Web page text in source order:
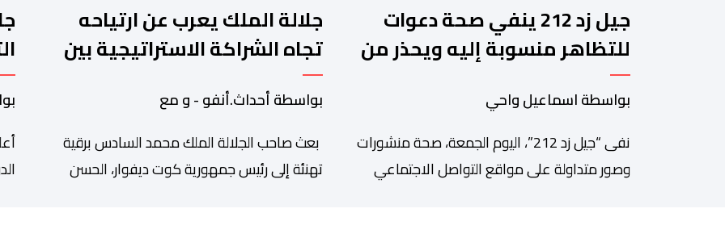
جيل زد 212 ينفي صحة دعوات
للتظاهر منسوبة إليه ويحذر من
منشورات مفبركة
بواسطة اسماعيل واحي
نفى “جيل زد 212”، اليوم الجمعة، صحة منشورات
وصور متداولة على مواقع التواصل الاجتماعي
جلالة الملك يعرب عن ارتياحه
تجاه الشراكة الاستراتيجية بين
المغرب والكوت ديفوار
بواسطة أحداث.أنفو - و مع
بعث صاحب الجلالة الملك محمد السادس برقية
تهنئة إلى رئيس جمهورية كوت ديفوار، الحسن